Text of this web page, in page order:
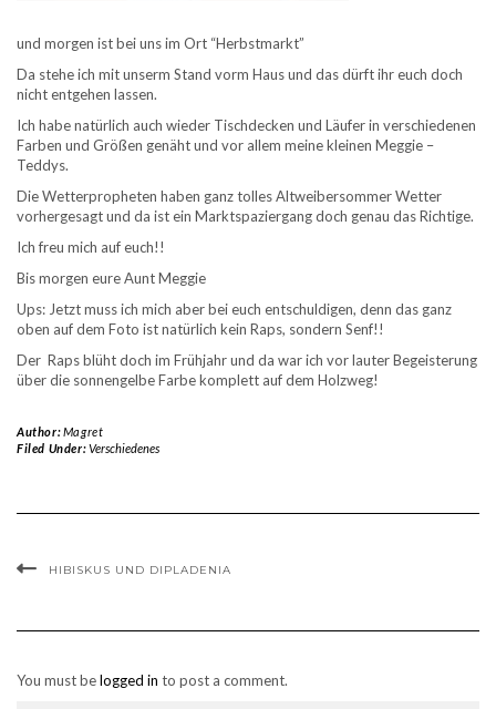
und morgen ist bei uns im Ort “Herbstmarkt”
Da stehe ich mit unserm Stand vorm Haus und das dürft ihr euch doch
nicht entgehen lassen.
Ich habe natürlich auch wieder Tischdecken und Läufer in verschiedenen
Farben und Größen genäht und vor allem meine kleinen Meggie –
Teddys.
Die Wetterpropheten haben ganz tolles Altweibersommer Wetter
vorhergesagt und da ist ein Marktspaziergang doch genau das Richtige.
Ich freu mich auf euch!!
Bis morgen eure Aunt Meggie
Ups: Jetzt muss ich mich aber bei euch entschuldigen, denn das ganz
oben auf dem Foto ist natürlich kein Raps, sondern Senf!!
Der Raps blüht doch im Frühjahr und da war ich vor lauter Begeisterung
über die sonnengelbe Farbe komplett auf dem Holzweg!
Author:Magret
Filed Under:Verschiedenes
HIBISKUS UND DIPLADENIA
You must belogged in to post a comment.